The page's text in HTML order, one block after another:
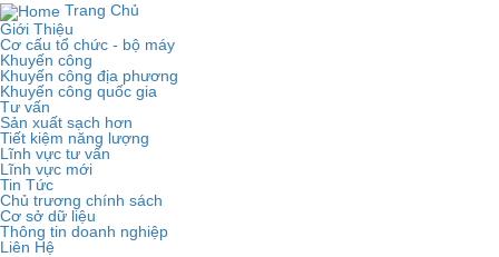
Trang Chủ
Giới Thiệu
Cơ cấu tổ chức - bộ máy
Khuyến công
Khuyến công địa phương
Khuyến công quốc gia
Tư vấn
Sản xuất sạch hơn
Tiết kiệm năng lượng
Lĩnh vực tư vấn
Lĩnh vực mới
Tin Tức
Chủ trương chính sách
Cơ sở dữ liệu
Thông tin doanh nghiệp
Liên Hệ